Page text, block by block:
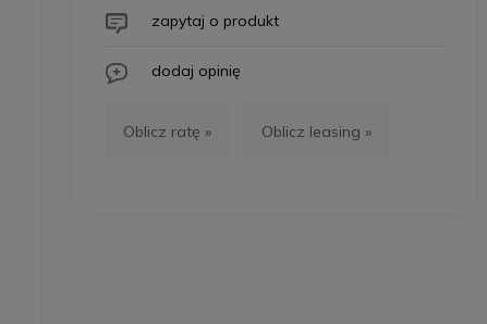
zapytaj o produkt
dodaj opinię
Oblicz ratę » Oblicz leasing »